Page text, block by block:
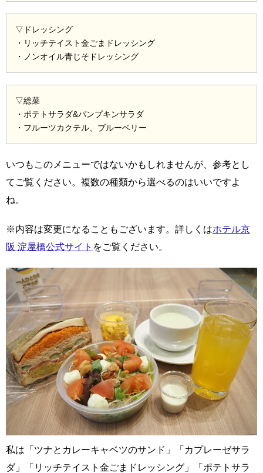
▽ドレッシング
・リッチテイスト金ごまドレッシング
・ノンオイル青じそドレッシング
▽総菜
・ポテトサラダ&パンプキンサラダ
・フルーツカクテル、ブルーベリー
いつもこのメニューではないかもしれませんが、参考とし
てご覧ください。複数の種類から選べるのはいいですよ
ね。
※内容は変更になることもございます。詳しくはホテル京
阪 淀屋橋公式サイト をご覧ください。
私は「ツナとカレーキャベツのサンド」「カプレーゼサラ
ダ」「リッチテイスト金ごまドレッシング」「ポテトサラ